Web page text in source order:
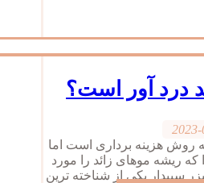
درد آور است؟
روش هزینه برداری است اما
ریشه موهای زائد را مورد
سپیدار یکی از شناخته ترین